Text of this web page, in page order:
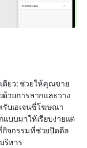
ดียว: ช่วยให้คุณขาย
วยการลากและวาง
บเอเจนซี่โฆษณา
บบมาให้เรียบง่ายแต่
จกรรมที่ช่วยปิดดีล
ริหาร